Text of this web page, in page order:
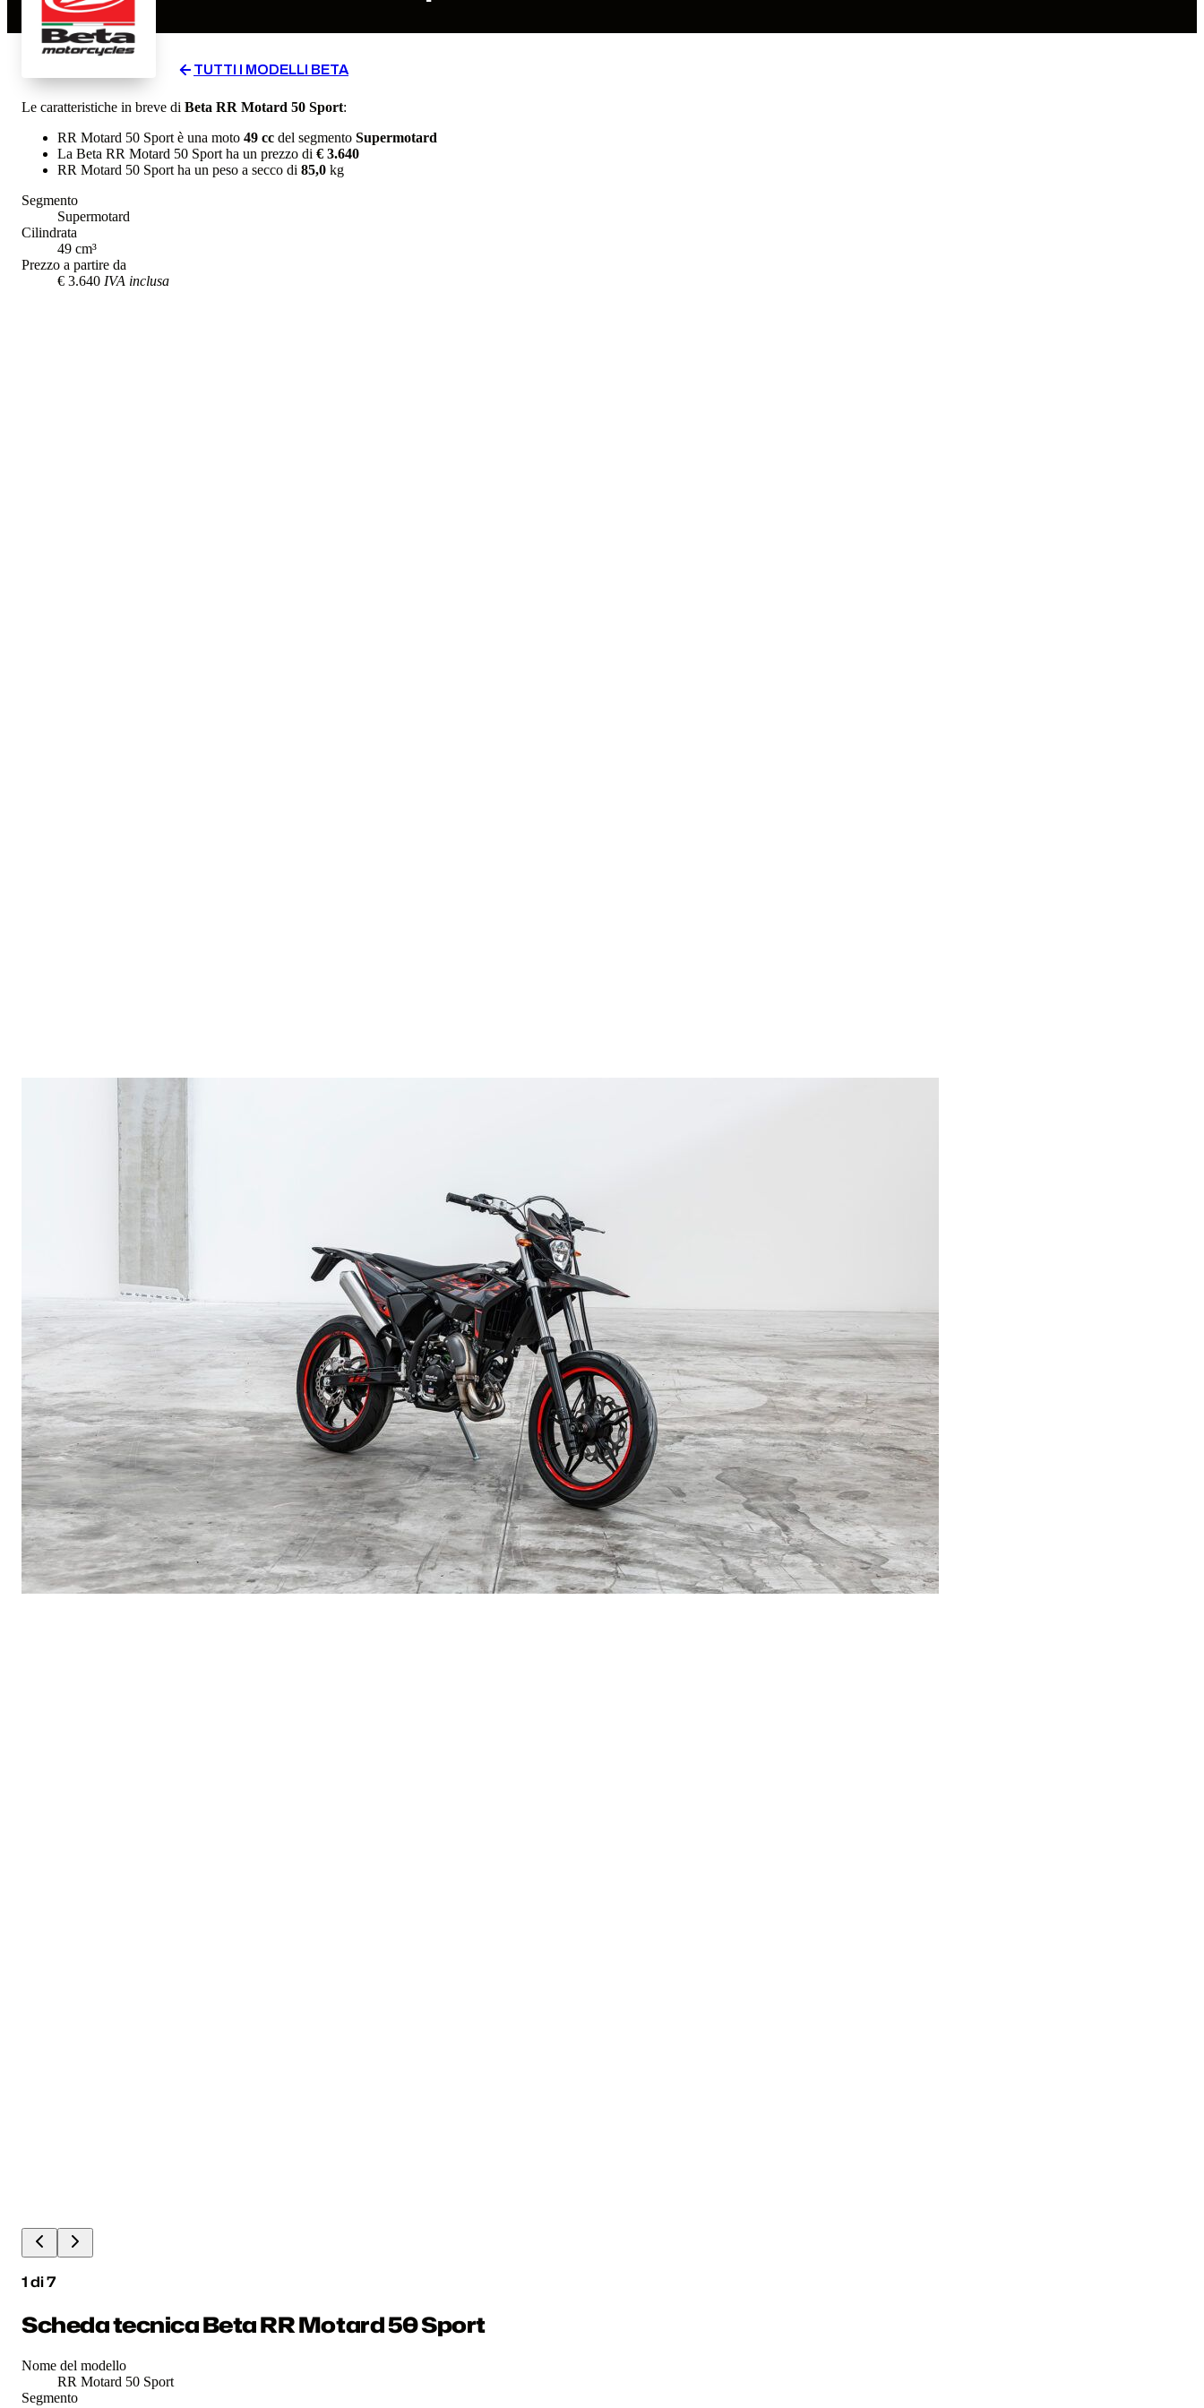
TUTTI I MODELLI BETA
Le caratteristiche in breve di Beta RR Motard 50 Sport:
RR Motard 50 Sport è una moto 49 cc del segmento Supermotard
La Beta RR Motard 50 Sport ha un prezzo di € 3.640
RR Motard 50 Sport ha un peso a secco di 85,0 kg
Segmento
Supermotard
Cilindrata
49 cm³
Prezzo a partire da
€ 3.640 IVA inclusa
1di7
Scheda tecnica Beta RR Motard 50 Sport
Nome del modello
RR Motard 50 Sport
Segmento